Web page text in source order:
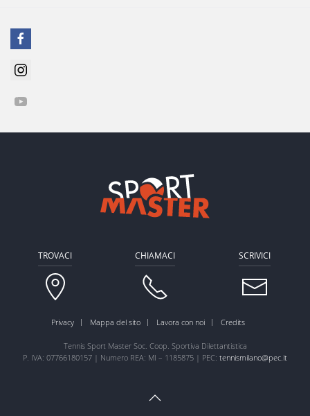
TROVACI CHIAMACI SCRIVICI
Privacy Mappa del sito Lavora con noi Credits
Tennis Sport Master Soc. Coop. Sportiva Dilettantistica
P. IVA: 07766180157 | Numero REA: MI – 1185875 | PEC: tennismilano@pec.it